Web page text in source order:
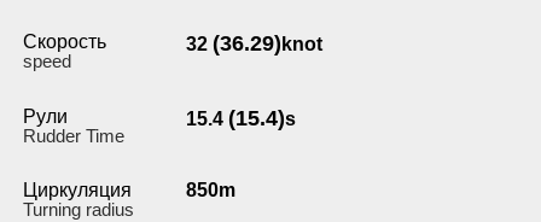
Скорость
speed
32 (36.29) knot
Рули
Rudder Time
15.4 (15.4)s
Циркуляция
Turning radius
850m